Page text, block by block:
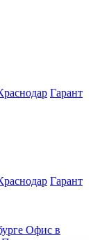
Гарант
Гарант
Офис в